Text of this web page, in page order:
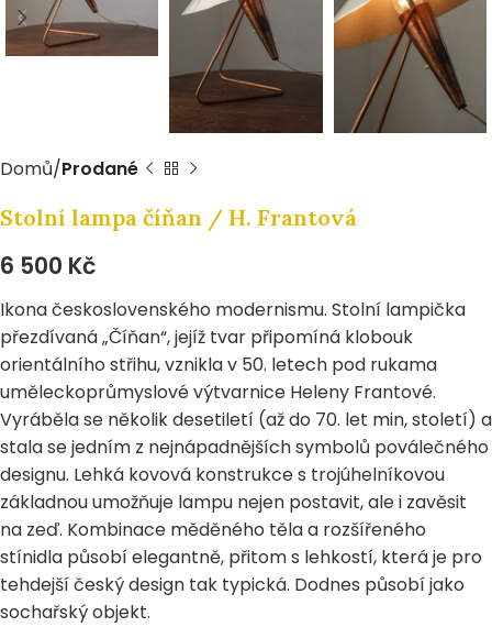
Domů Prodané
Stolní lampa číňan / H. Frantová
6 500 Kč
Ikona československého modernismu. Stolní lampička
přezdívaná „Číňan“, jejíž tvar připomíná klobouk
orientálního střihu, vznikla v 50. letech pod rukama
uměleckoprůmyslové výtvarnice Heleny Frantové.
Vyráběla se několik desetiletí (až do 70. let min, století) a
stala se jedním z nejnápadnějších symbolů poválečného
designu. Lehká kovová konstrukce s trojúhelníkovou
základnou umožňuje lampu nejen postavit, ale i zavěsit
na zeď. Kombinace měděného těla a rozšířeného
stínidla působí elegantně, přitom s lehkostí, která je pro
tehdejší český design tak typická. Dodnes působí jako
sochařský objekt.